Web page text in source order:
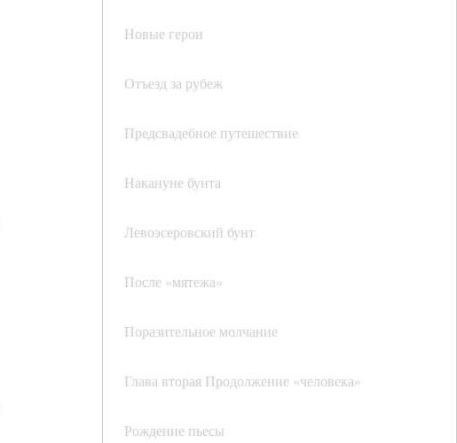
Новые герои
Отъезд за рубеж
Предсвадебное путешествие
Накануне бунта
Левоэсеровский бунт
После «мятежа»
Поразительное молчание
Глава вторая Продолжение «человека»
Рождение пьесы